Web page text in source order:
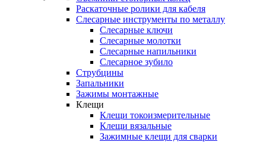
Раскаточные ролики для кабеля
Слесарные инструменты по металлу
Слесарные ключи
Слесарные молотки
Слесарные напильники
Слесарное зубило
Струбцины
Запальники
Зажимы монтажные
Клещи
Клещи токоизмерительные
Клещи вязальные
Зажимные клещи для сварки